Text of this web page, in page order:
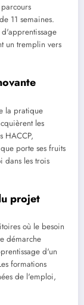
11 semaines.
un tremplin vers
la pratique
les
HACCP,
porte ses fruits
dans les trois
projet
où le besoin
démarche
d'un
formations
de l'emploi,